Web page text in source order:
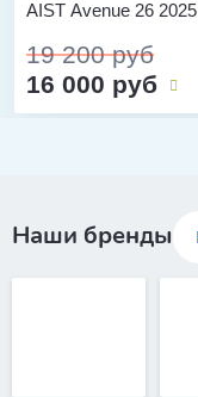
AIST Avenue 26 2025
19 200 руб
16 000 руб
Наши бренды